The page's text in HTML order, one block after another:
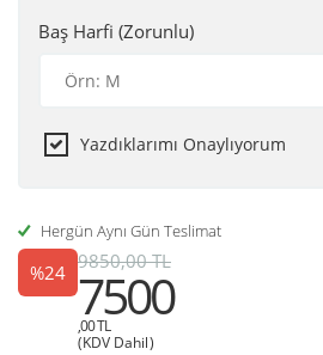
Baş Harfi (Zorunlu)
Yazdıklarımı Onaylıyorum
Hergün Aynı Gün Teslimat
%24 9850,00 TL
7500
,00 TL
(KDV Dahil)